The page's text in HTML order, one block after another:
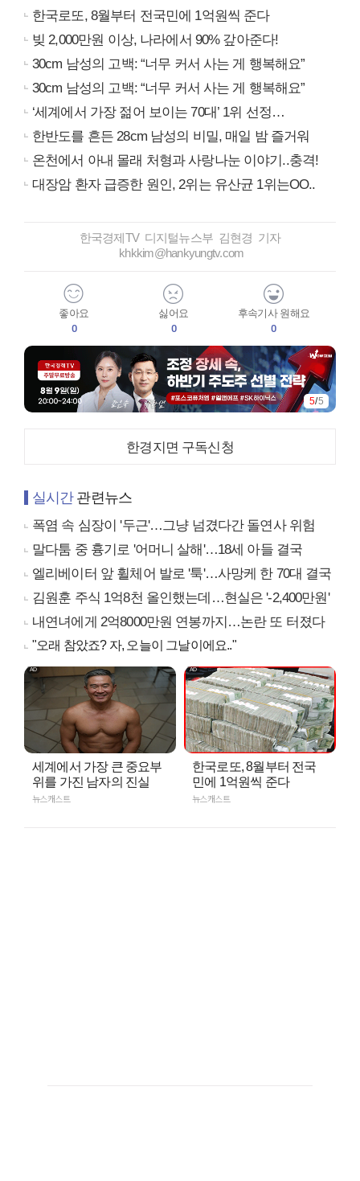
한국로또, 8월부터 전국민에 1억원씩 준다
빚 2,000만원 이상, 나라에서 90% 갚아준다!
30cm 남성의 고백: “너무 커서 사는 게 행복해요”
30cm 남성의 고백: “너무 커서 사는 게 행복해요”
‘세계에서 가장 젊어 보이는 70대’ 1위 선정…
한반도를 흔든 28cm 남성의 비밀, 매일 밤 즐거워
온천에서 아내 몰래 처형과 사랑나눈 이야기..충격!
대장암 환자 급증한 원인, 2위는 유산균 1위는OO..
한국경제TV 디지털뉴스부 김현경 기자
khkkim@hankyungtv.com
좋아요
0
싫어요
0
후속기사 원해요
0
5/5
한경지면 구독신청
실시간관련뉴스
폭염 속 심장이 '두근'…그냥 넘겼다간 돌연사 위험
말다툼 중 흉기로 '어머니 살해'…18세 아들 결국
엘리베이터 앞 휠체어 발로 '툭'…사망케 한 70대 결국
김원훈 주식 1억8천 올인했는데…현실은 '-2,400만원'
내연녀에게 2억8000만원 연봉까지…논란 또 터졌다
"오래 참았죠? 자, 오늘이 그날이에요.."
세계에서 가장 큰 중요부
위를 가진 남자의 진실
뉴스캐스트
한국로또, 8월부터 전국
민에 1억원씩 준다
뉴스캐스트